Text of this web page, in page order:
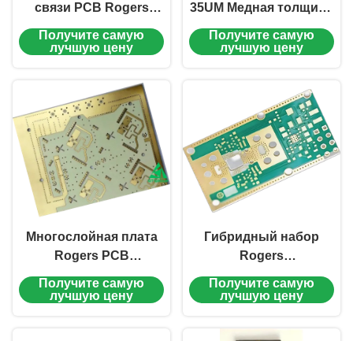
связи PCB Rogers
слоя
высокочастотных FR4
Получите самую
лучшую цену
35UM Медная толщина
Идеально подходит
для микроволновой
Получите самую
лучшую цену
Многослойная плата
Rogers PCB
оптимизирована для
превосходных
Получите самую
лучшую цену
Гибридный набор
Rogers
высокочастотный
ПКБ медная толщина
передачи сигнала
Получите самую
лучшую цену